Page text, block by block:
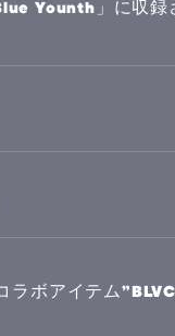
Younth」に収
ボアイテム